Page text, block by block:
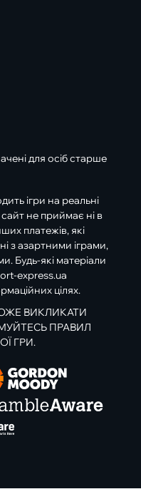
для осіб старше
ігри на реальні
не приймає ні в
платежів, які
з азартними іграми,
Будь-які матеріали
express.ua
цілях.
ВИКЛИКАТИ
ПРАВИЛ
ГРИ.